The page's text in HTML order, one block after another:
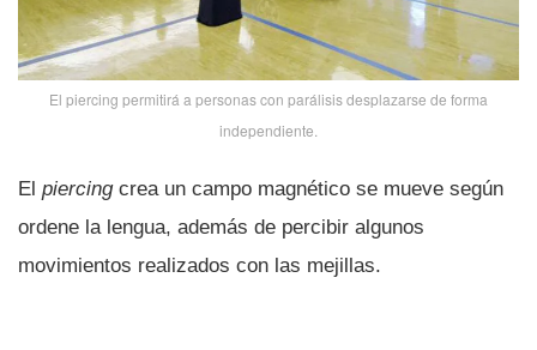
El piercing permitirá a personas con parálisis desplazarse de forma
independiente.
El piercingcrea un campo magnético se mueve según
ordene la lengua, además de percibir algunos
movimientos realizados con las mejillas.